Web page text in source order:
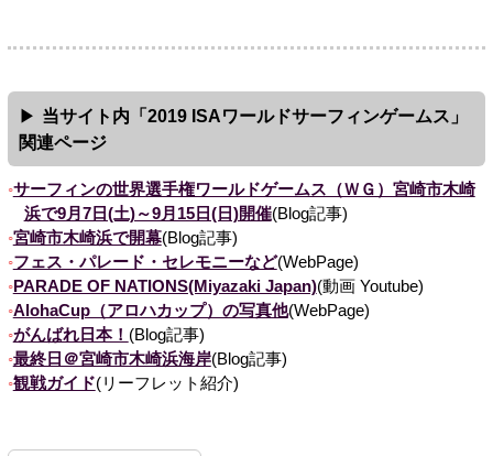
当サイト内「2019 ISAワールドサーフィンゲームス」
関連ページ
サーフィンの世界選手権ワールドゲームス（ＷＧ）宮崎市木崎
浜で9月7日(土)～9月15日(日)開催(Blog記事)
宮崎市木崎浜で開幕(Blog記事)
フェス・パレード・セレモニーなど(WebPage)
PARADE OF NATIONS(Miyazaki Japan)(動画 Youtube)
AlohaCup（アロハカップ）の写真他(WebPage)
がんばれ日本！ (Blog記事)
最終日＠宮崎市木崎浜海岸(Blog記事)
観戦ガイド(リーフレット紹介)